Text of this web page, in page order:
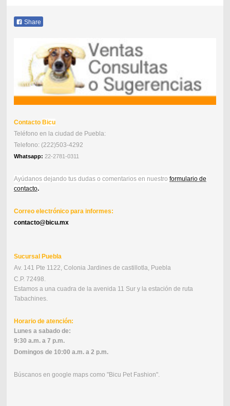
Share
Contacto Bicu
Teléfono en la ciudad de Puebla:
Telefono: (222)503-4292
Whatsapp: 22-2781-0311
Ayúdanos dejando tus dudas o comentarios en nuestro formulario de
contacto.
Correo electrónico para informes:
contacto@bicu.mx
Sucursal Puebla
Av. 141 Pte 1122, Colonia Jardines de castillotla, Puebla
C.P. 72498.
Estamos a una cuadra de la avenida 11 Sur y la estación de ruta
Tabachines.
Horario de atención:
Lunes a sabado de:
9:30 a.m. a 7 p.m.
Domingos de 10:00 a.m. a 2 p.m.
Búscanos en google maps como "Bicu Pet Fashion".